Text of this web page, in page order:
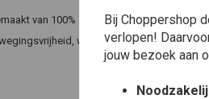
van 100% zwaar katoen, ontworpen
waardoor het ideaal is voor
Bij Choppershop
verlopen!
jouw bezoek aan